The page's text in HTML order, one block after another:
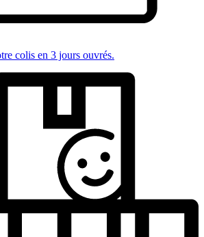
colis en 3 jours ouvrés.